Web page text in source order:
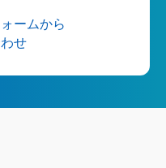
ームから
せ